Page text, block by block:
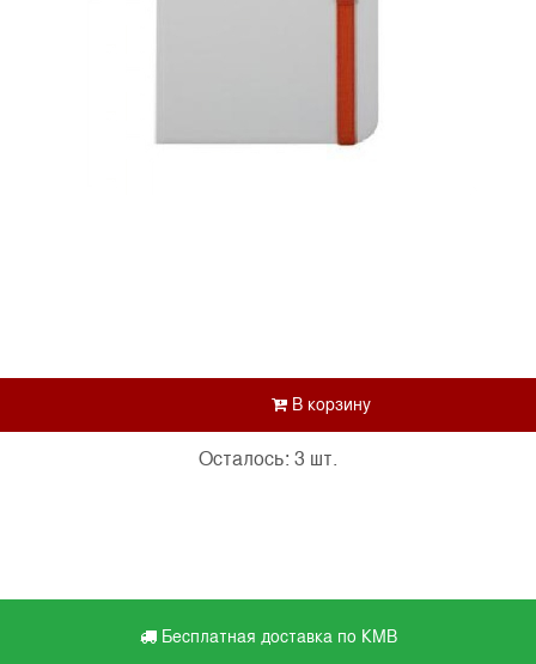
Осталось: 3 шт.
Бесплатная доставка по КМВ